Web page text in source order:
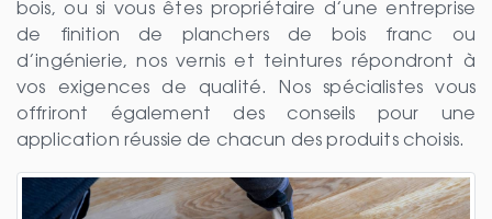
bois, ou si vous êtes propriétaire d’une entreprise
de finition de planchers de bois franc ou
d’ingénierie, nos vernis et teintures répondront à
vos exigences de qualité. Nos spécialistes vous
offriront également des conseils pour une
application réussie de chacun des produits choisis.